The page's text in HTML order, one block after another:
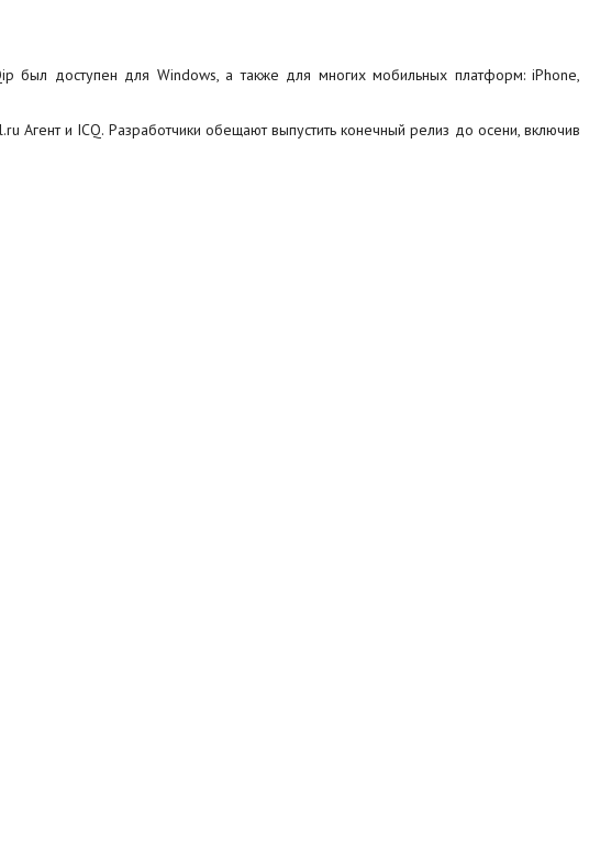
был доступен для Windows, а также для многих мобильных платформ: iPhone,
и ICQ. Разработчики обещают выпустить конечный релиз до осени, включив